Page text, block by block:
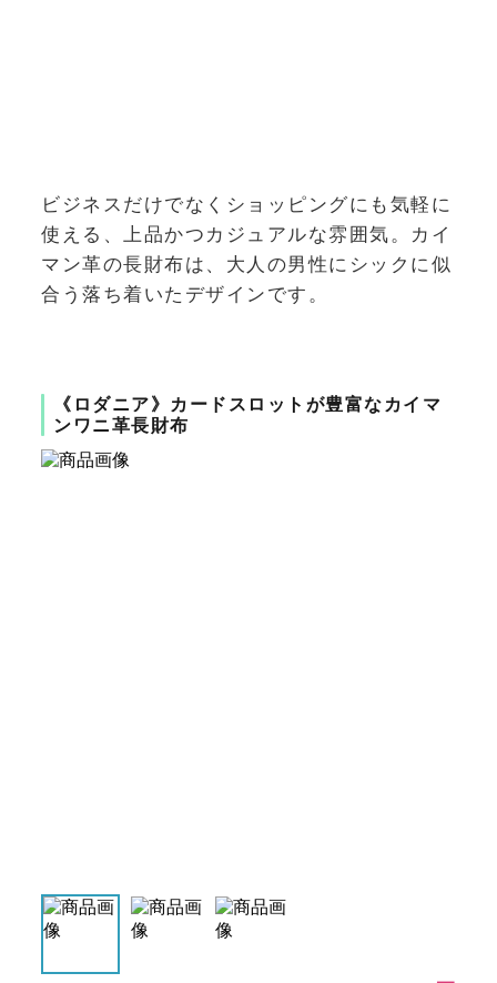
ビジネスだけでなくショッピングにも気軽に
使える、上品かつカジュアルな雰囲気。カイ
マン革の長財布は、大人の男性にシックに似
合う落ち着いたデザインです。
《ロダニア》カードスロットが豊富なカイマ
ンワニ革長財布